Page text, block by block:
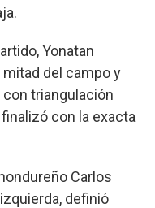
Yonatan
del campo y
triangulación
con la exacta
Carlos
definió